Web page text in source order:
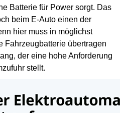
Batterie für Power sorgt. Das
beim E-Auto einen der
hier muss in möglichst
Fahrzeugbatterie übertragen
der eine hohe Anforderung
stellt.